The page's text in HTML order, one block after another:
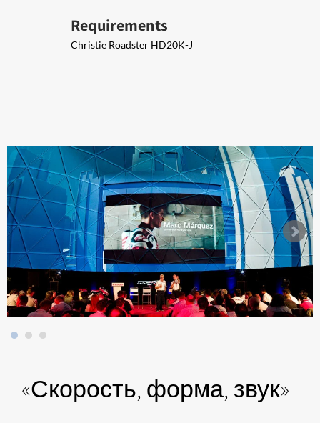
Requirements
Christie Roadster HD20K-J
«Скорость, форма, звук»